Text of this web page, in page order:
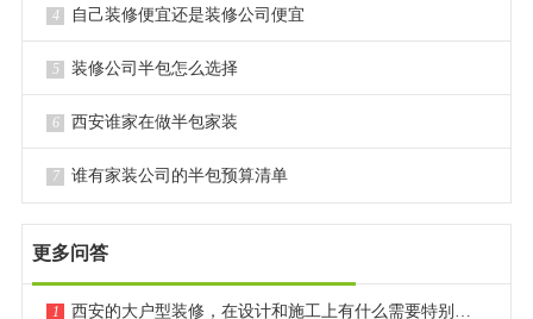
4 自己装修便宜还是装修公司便宜
5 装修公司半包怎么选择
6 西安谁家在做半包家装
7 谁有家装公司的半包预算清单
更多问答
1 西安的大户型装修，在设计和施工上有什么需要特别注意的点？